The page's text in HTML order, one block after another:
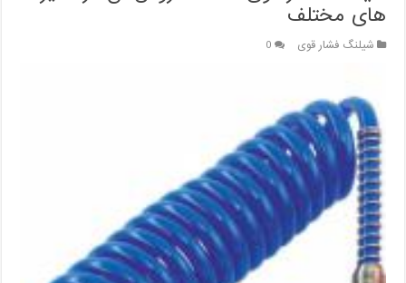
های مختلف
شیلنگ فشار قوی 0